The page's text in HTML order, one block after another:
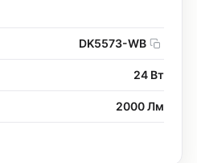
DK5573-WB
24 Вт
2000 Лм